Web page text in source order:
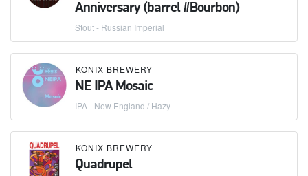
Anniversary (barrel #Bourbon)
Stout - Russian Imperial
KONIX BREWERY
NE IPA Mosaic
IPA - New England / Hazy
KONIX BREWERY
Quadrupel